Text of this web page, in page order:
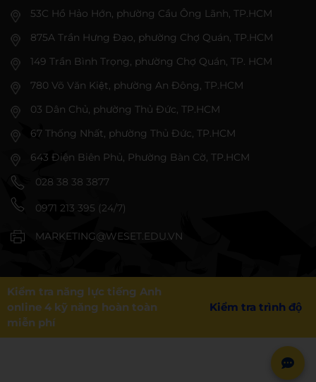
53C Hồ Hảo Hớn, phường Cầu Ông Lãnh, TP.HCM
875A Trần Hưng Đạo, phường Chợ Quán, TP.HCM
149 Trần Bình Trọng, phường Chợ Quán, TP. HCM
780 Võ Văn Kiệt, phường An Đông, TP.HCM
03 Dân Chủ, phường Thủ Đức, TP.HCM
67 Thống Nhất, phường Thủ Đức, TP.HCM
643 Điện Biên Phủ, Phường Bàn Cờ, TP.HCM
028 38 38 3877
0971 213 395 (24/7)
MARKETING@WESET.EDU.VN
Kiểm tra năng lực tiếng Anh
online 4 kỹ năng hoàn toàn
miễn phí
Kiểm tra trình độ